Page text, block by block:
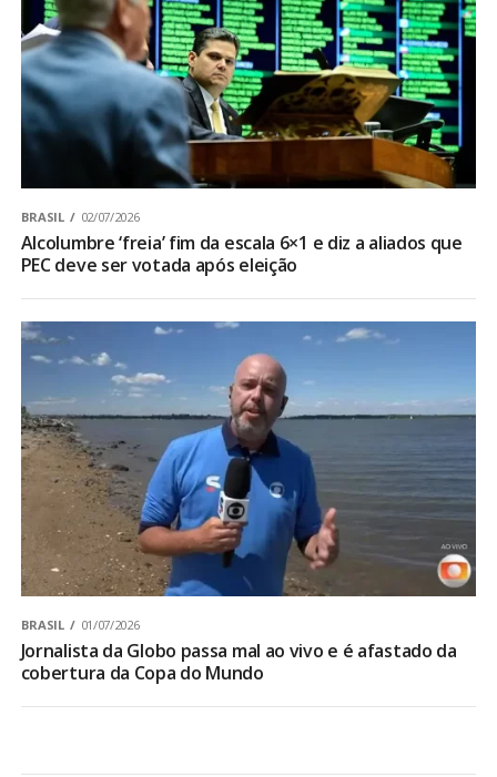
BRASIL 02/07/2026
Alcolumbre ‘freia’ fim da escala 6×1 e diz a aliados que
PEC deve ser votada após eleição
BRASIL 01/07/2026
Jornalista da Globo passa mal ao vivo e é afastado da
cobertura da Copa do Mundo